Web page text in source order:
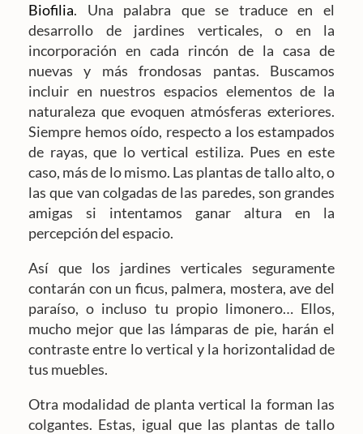
Biofilia. Una palabra que se traduce en el
desarrollo de jardines verticales, o en la
incorporación en cada rincón de la casa de
nuevas y más frondosas pantas. Buscamos
incluir en nuestros espacios elementos de la
naturaleza que evoquen atmósferas exteriores.
Siempre hemos oído, respecto a los estampados
de rayas, que lo vertical estiliza. Pues en este
caso, más de lo mismo. Las plantas de tallo alto, o
las que van colgadas de las paredes, son grandes
amigas si intentamos ganar altura en la
percepción del espacio.
Así que los jardines verticales seguramente
contarán con un ficus, palmera, mostera, ave del
paraíso, o incluso tu propio limonero… Ellos,
mucho mejor que las lámparas de pie, harán el
contraste entre lo vertical y la horizontalidad de
tus muebles.
Otra modalidad de planta vertical la forman las
colgantes. Estas, igual que las plantas de tallo